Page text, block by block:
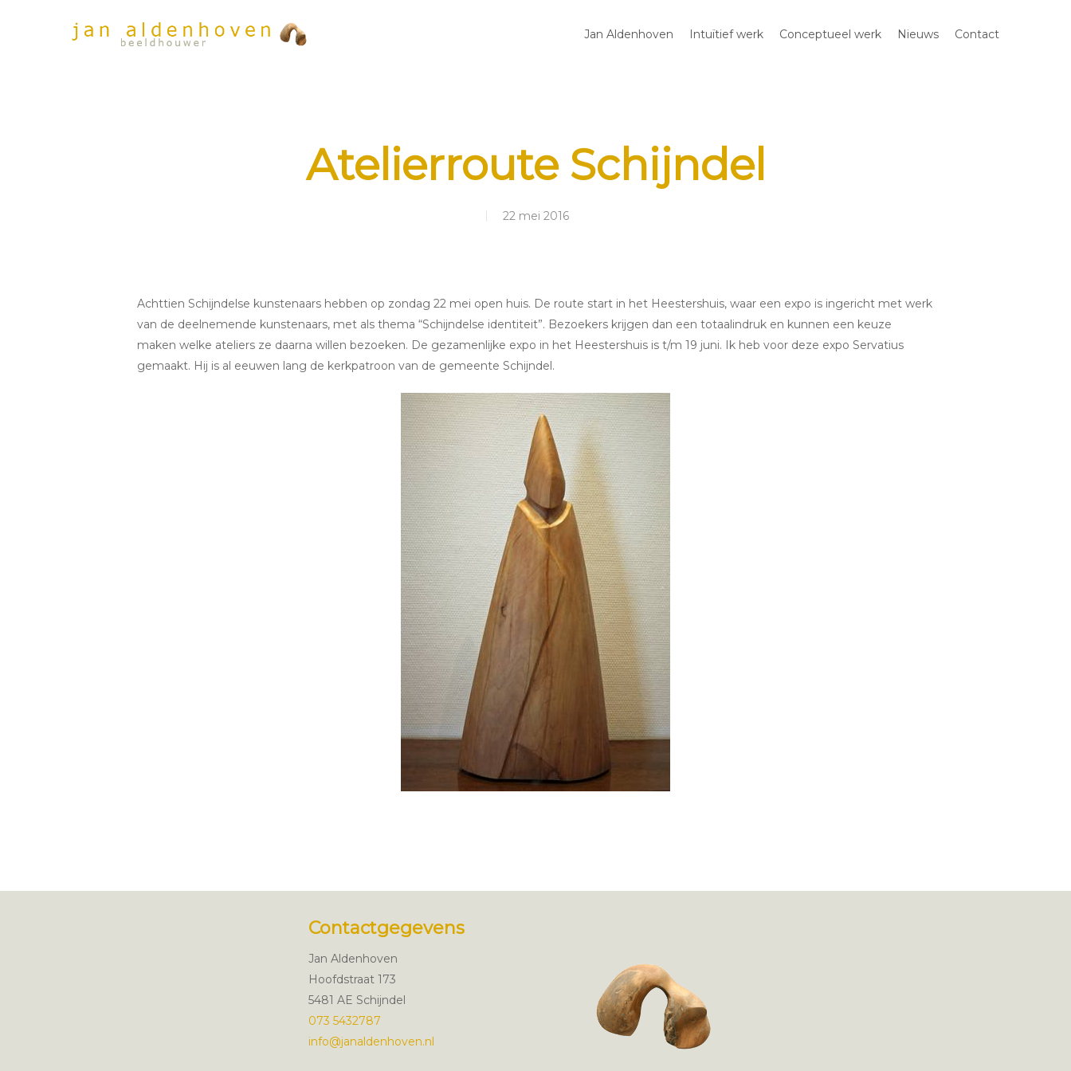
Jan Aldenhoven Intuïtief werk Conceptueel werk Nieuws Contact
Atelierroute Schijndel
22 mei 2016
Achttien Schijndelse kunstenaars hebben op zondag 22 mei open huis. De route start in het Heestershuis, waar een expo is ingericht met werk
van de deelnemende kunstenaars, met als thema “Schijndelse identiteit”. Bezoekers krijgen dan een totaalindruk en kunnen een keuze
maken welke ateliers ze daarna willen bezoeken. De gezamenlijke expo in het Heestershuis is t/m 19 juni. Ik heb voor deze expo Servatius
gemaakt. Hij is al eeuwen lang de kerkpatroon van de gemeente Schijndel.
Contactgegevens
Jan Aldenhoven
Hoofdstraat 173
5481 AE Schijndel
073 5432787
info@janaldenhoven.nl